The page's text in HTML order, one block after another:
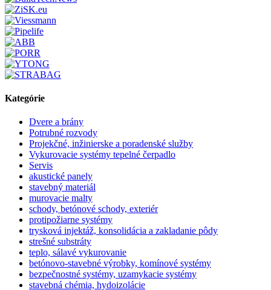
Kategórie
Dvere a brány
Potrubné rozvody
Projekčné, inžinierske a poradenské služby
Vykurovacie systémy tepelné čerpadlo
Servis
akustické panely
stavebný materiál
murovacie malty
schody, betónové schody, exteriér
protipožiarne systémy
trysková injektáž, konsolidácia a zakladanie pôdy
strešné substráty
teplo, sálavé vykurovanie
betónovo-stavebné výrobky, komínové systémy
bezpečnostné systémy, uzamykacie systémy
stavebná chémia, hydoizolácie